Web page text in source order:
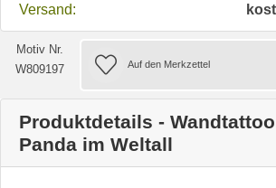
Versand:
Motiv Nr.
W809197
Produktdetails -
Panda im Weltall